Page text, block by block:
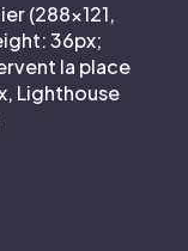
(288×121,
36px;
la place
Lighthouse